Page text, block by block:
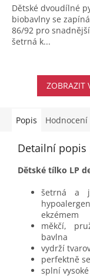
Dětské dvoudílné
biobavlny se
86/92 pro
šetrná k...
ZOBRAZIT
Popis Hodnocení
Detailní
Dětské tílko LP
šetrná a
ekzémem
měkčí,
bavlna
vydrží
perfektně
splní